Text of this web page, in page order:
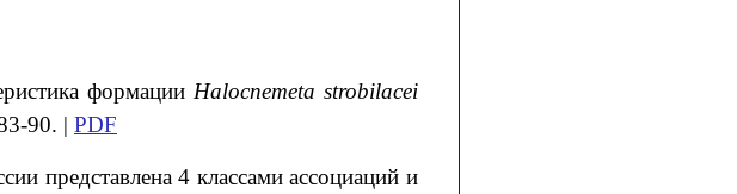
формации Halocnemeta strobilacei
90. | PDF
представлена 4 классами ассоциаций и